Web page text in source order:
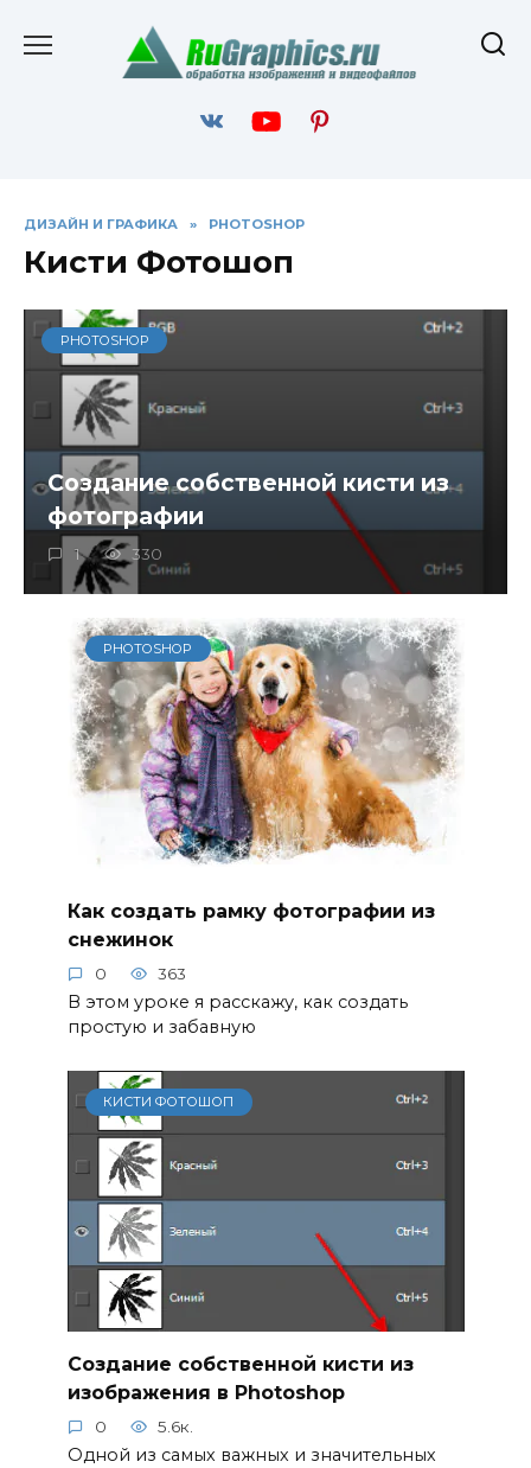
содержанию
ДИЗАЙН И ГРАФИКА » PHOTOSHOP
Кисти Фотошоп
PHOTOSHOP
Создание собственной кисти из
фотографии
1 330
PHOTOSHOP
Как создать рамку фотографии из
снежинок
0 363
В этом уроке я расскажу, как создать
простую и забавную
КИСТИ ФОТОШОП
Создание собственной кисти из
изображения в Photoshop
0 5.6к.
Одной из самых важных и значительных